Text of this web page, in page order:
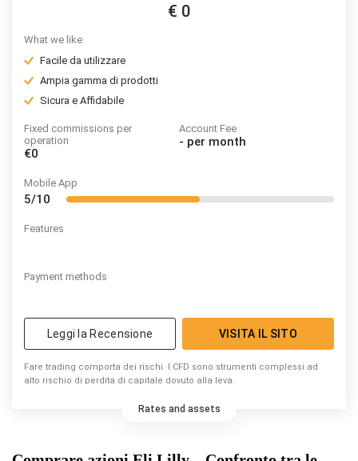
€ 0
What we like
Facile da utilizzare
Ampia gamma di prodotti
Sicura e Affidabile
Fixed commissions per
operation
€0
Account Fee
- per month
Mobile App
5/10
Features
Payment methods
Leggi la Recensione VISITA IL SITO
Fare trading comporta dei rischi. I CFD sono strumenti complessi ad
alto rischio di perdita di capitale dovuto alla leva.
Rates and assets